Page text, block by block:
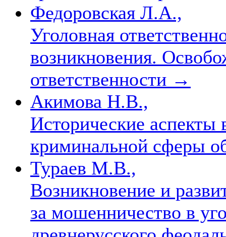
Федоровская Л.А.,
Уголовная
возникновения.
ответственности →
Акимова Н.В.,
Исторические аспекты
криминальной сферы
Тураев М.В.,
Возникновение и
за мошенничество в